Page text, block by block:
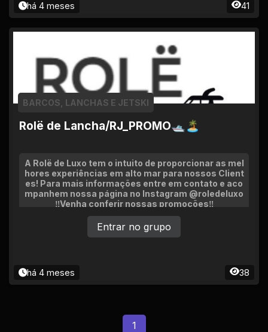
há 4 meses 41
Rolë de Lancha/RJ_PROMO🛥🏝
BARCOS, LANCHAS E JETSKI
A Rolë de Luxo tem o intuito de proporcionar as mel
hores experiências em alto mar para nossos Client
es! Para mais informações entre em contato e aco
mpanhem nossa página no Instagram @roledeluxo
‼️Venha conferir nossas promoções‼️
há 4 meses 38
Entrar no grupo
1